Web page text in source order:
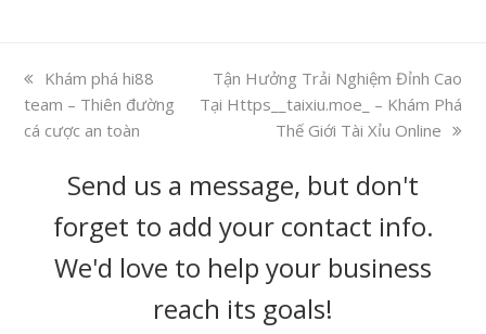
previous
post:
Khám phá hi88
team – Thiên đường
cá cược an toàn
next
post:
Tận Hưởng Trải Nghiệm Đỉnh Cao
Tại Https__taixiu.moe_ – Khám Phá
Thế Giới Tài Xỉu Online
Send us a message, but don't
forget to add your contact info.
We'd love to help your business
reach its goals!